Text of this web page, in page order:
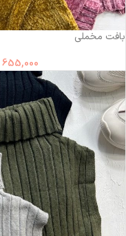
بافت مخملی
655,000